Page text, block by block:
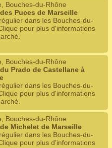
Bouches-du-Rhône
Puces de Marseille
dans les Bouches-du-
pour plus d'informations
Bouches-du-Rhône
Prado de Castellane à
dans les Bouches-du-
pour plus d'informations
Bouches-du-Rhône
Michelet de Marseille
dans les Bouches-du-
pour plus d'informations